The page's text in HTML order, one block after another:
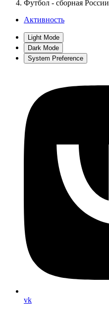
Футбол - сборная России
Активность
Light Mode
Dark Mode
System Preference
vk